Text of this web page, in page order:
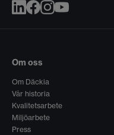
Om oss
Om Däckia
Vår historia
Kvalitetsarbete
Miljöarbete
Press